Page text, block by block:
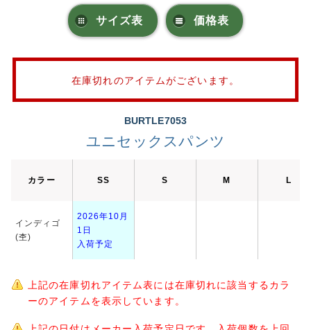
サイズ表 価格表
在庫切れのアイテムがございます。
BURTLE7053
ユニセックスパンツ
カラー SS S M L
インディゴ
(杢)
2026年10月
1日
入荷予定
上記の在庫切れアイテム表には在庫切れに該当するカラ
ーのアイテムを表示しています。